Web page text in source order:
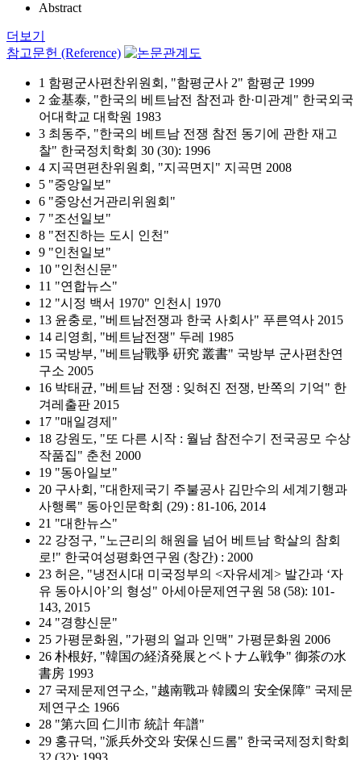
Abstract
더보기
참고문헌 (Reference)
1 함평군사편찬위원회, "함평군사 2" 함평군 1999
2 金基泰, "한국의 베트남전 참전과 한·미관계" 한국외국
어대학교 대학원 1983
3 최동주, "한국의 베트남 전쟁 참전 동기에 관한 재고
찰" 한국정치학회 30 (30): 1996
4 지곡면편찬위원회, "지곡면지" 지곡면 2008
5 "중앙일보"
6 "중앙선거관리위원회"
7 "조선일보"
8 "전진하는 도시 인천"
9 "인천일보"
10 "인천신문"
11 "연합뉴스"
12 "시정 백서 1970" 인천시 1970
13 윤충로, "베트남전쟁과 한국 사회사" 푸른역사 2015
14 리영희, "베트남전쟁" 두레 1985
15 국방부, "베트남戰爭 硏究 叢書" 국방부 군사편찬연
구소 2005
16 박태균, "베트남 전쟁 : 잊혀진 전쟁, 반쪽의 기억" 한
겨레출판 2015
17 "매일경제"
18 강원도, "또 다른 시작 : 월남 참전수기 전국공모 수상
작품집" 춘천 2000
19 "동아일보"
20 구사회, "대한제국기 주불공사 김만수의 세계기행과
사행록" 동아인문학회 (29) : 81-106, 2014
21 "대한뉴스"
22 강정구, "노근리의 해원을 넘어 베트남 학살의 참회
로!" 한국여성평화연구원 (창간) : 2000
23 허은, "냉전시대 미국정부의 <자유세계> 발간과 ‘자
유 동아시아’의 형성" 아세아문제연구원 58 (58): 101-
143, 2015
24 "경향신문"
25 가평문화원, "가평의 얼과 인맥" 가평문화원 2006
26 朴根好, "韓国の経済発展とベトナム戦争" 御茶の水
書房 1993
27 국제문제연구소, "越南戰과 韓國의 安全保障" 국제문
제연구소 1966
28 "第六回 仁川市 統計 年譜"
29 홍규덕, "派兵外交와 安保신드롬" 한국국제정치학회
32 (32): 1993